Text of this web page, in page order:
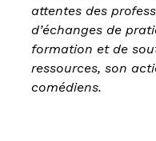
attentes des
d’échanges de
formation et de
ressources, son
comédiens.